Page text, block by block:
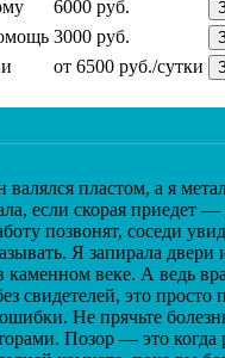
6000 руб.
3000 руб.
от 6500 руб./сутки
валялся пластом, а я
если скорая приедет —
позвонят, соседи
Я запирала двери
каменном веке. А ведь
свидетелей, это
Не прячьте
Позор — это когда